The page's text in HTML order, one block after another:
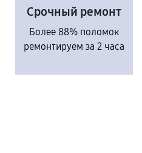
Срочный ремонт
Более 88% поломок
ремонтируем за 2 часа